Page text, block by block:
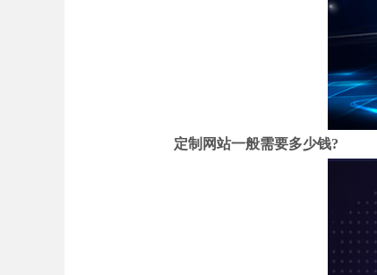
定制网站一般需要多少钱?